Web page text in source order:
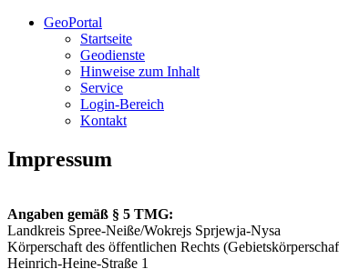
GeoPortal
Startseite
Geodienste
Hinweise zum Inhalt
Service
Login-Bereich
Kontakt
Impressum
Angaben gemäß § 5 TMG:
Landkreis Spree-Neiße/Wokrejs Sprjewja-Nysa
Körperschaft des öffentlichen Rechts
Heinrich-Heine-Straße 1